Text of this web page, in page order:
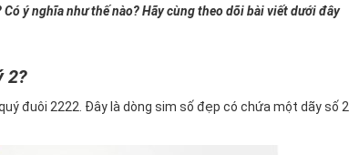
ý nghĩa như thế nào? Hãy cùng theo dõi bài viết dưới đây
2?
đuôi 2222. Đây là dòng sim số đẹp có chứa một dãy số 2